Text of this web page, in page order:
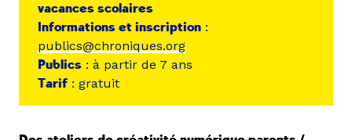
vacances scolaires
Informations et inscription :
publics@chroniques.org
Publics : à partir de 7 ans
Tarif : gratuit